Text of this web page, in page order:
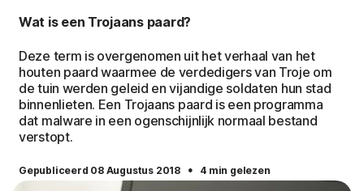
Wat is een Trojaans paard?
Deze term is overgenomen uit het verhaal van het
houten paard waarmee de verdedigers van Troje om
de tuin werden geleid en vijandige soldaten hun stad
binnenlieten. Een Trojaans paard is een programma
dat malware in een ogenschijnlijk normaal bestand
verstopt.
Gepubliceerd 08 Augustus 2018 · 4 min gelezen